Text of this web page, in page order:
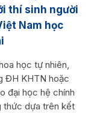
thí sinh người
Nam học
học tự nhiên,
ĐH KHTN hoặc
đại học hệ chính
thức dựa trên kết